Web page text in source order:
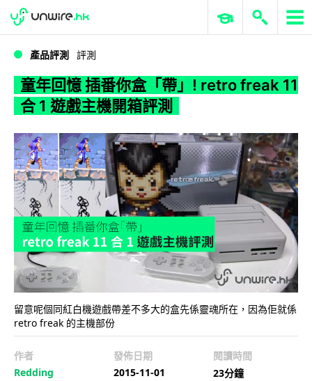
WWDC 2026 ERP 與商業 AI
產品評測 評測
童年回憶 插番你盒「帶」! retro freak 11
合 1 遊戲主機開箱評測
留意呢個同紅白機遊戲帶差不多大的盒先係靈魂所在，因為佢就係
retro freak 的主機部份
作者
Redding
發佈日期
2015-11-01
閱讀時間
23分鐘